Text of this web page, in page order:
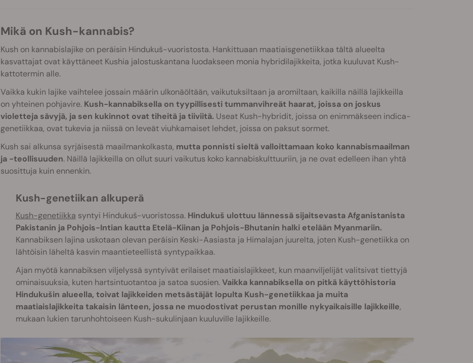
Mikä on Kush-kannabis?
Kush on kannabislajike on peräisin Hindukuš-vuoristosta. Hankittuaan maatiaisgenetiikkaa tältä alueelta
kasvattajat ovat käyttäneet Kushia jalostuskantana luodakseen monia hybridilajikkeita, jotka kuuluvat Kush-
kattotermin alle.
Vaikka kukin lajike vaihtelee jossain määrin ulkonäöltään, vaikutuksiltaan ja aromiltaan, kaikilla näillä lajikkeilla
on yhteinen pohjavire. Kush-kannabiksella on tyypillisesti tummanvihreät haarat, joissa on joskus
violetteja sävyjä, ja sen kukinnot ovat tiheitä ja tiiviitä. Useat Kush-hybridit, joissa on enimmäkseen indica-
genetiikkaa, ovat tukevia ja niissä on leveät viuhkamaiset lehdet, joissa on paksut sormet.
Kush sai alkunsa syrjäisestä maailmankolkasta, mutta ponnisti sieltä valloittamaan koko kannabismaailman
ja -teollisuuden. Näillä lajikkeilla on ollut suuri vaikutus koko kannabiskulttuuriin, ja ne ovat edelleen ihan yhtä
suosittuja kuin ennenkin.
Kush-genetiikan alkuperä
Kush-genetiikka syntyi Hindukuš-vuoristossa. Hindukuš ulottuu lännessä sijaitsevasta Afganistanista
Pakistanin ja Pohjois-Intian kautta Etelä-Kiinan ja Pohjois-Bhutanin halki etelään Myanmariin.
Kannabiksen lajina uskotaan olevan peräisin Keski-Aasiasta ja Himalajan juurelta, joten Kush-genetiikka on
lähtöisin läheltä kasvin maantieteellistä syntypaikkaa.
Ajan myötä kannabiksen viljelyssä syntyivät erilaiset maatiaislajikkeet, kun maanviljelijät valitsivat tiettyjä
ominaisuuksia, kuten hartsintuotantoa ja satoa suosien.Vaikka kannabiksella on pitkä käyttöhistoria
Hindukušin alueella, toivat lajikkeiden metsästäjät lopulta Kush-genetiikkaa ja muita
maatiaislajikkeita takaisin länteen, jossa ne muodostivat perustan monille nykyaikaisille lajikkeille,
mukaan lukien tarunhohtoiseen Kush-sukulinjaan kuuluville lajikkeille.